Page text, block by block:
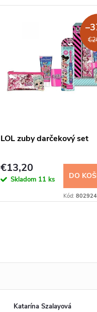
LOL zuby darčekový set
€13,20
Skladom 11 ks DO
Kód:
Katarína Szalayová